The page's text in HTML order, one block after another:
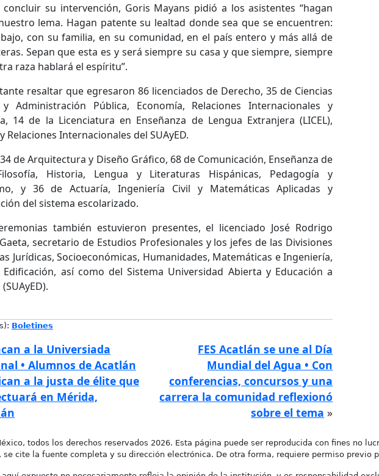
concluir su intervención, Goris Mayans pidió a los asistentes “hagan
lema. Hagan patente su lealtad donde sea que se encuentren:
con su familia, en su comunidad, en el país entero y más allá de
Sepan que esta es y será siempre su casa y que siempre, siempre
raza hablará el espíritu”.
resaltar que egresaron 86 licenciados de Derecho, 35 de Ciencias
y Administración Pública, Economía, Relaciones Internacionales y
14 de la Licenciatura en Enseñanza de Lengua Extranjera (LICEL),
Relaciones Internacionales del SUAyED.
de Arquitectura y Diseño Gráfico, 68 de Comunicación, Enseñanza de
Historia, Lengua y Literaturas Hispánicas, Pedagogía y
y 36 de Actuaría, Ingeniería Civil y Matemáticas Aplicadas y
del sistema escolarizado.
también estuvieron presentes, el licenciado José Rodrigo
secretario de Estudios Profesionales y los jefes de las Divisiones
Jurídicas, Socioeconómicas, Humanidades, Matemáticas e Ingeniería,
Edificación, así como del Sistema Universidad Abierta y Educación a
Boletines
a la Universiada
• Alumnos de Acatlán
a la justa de élite que
en Mérida,
FES Acatlán se une al Día
Mundial del Agua • Con
conferencias, concursos y una
carrera la comunidad reflexionó
sobre el tema »
todos los derechos reservados 2026. Esta página puede ser reproducida con fines no
se cite la fuente completa y su dirección electrónica. De otra forma, requiere permiso previo